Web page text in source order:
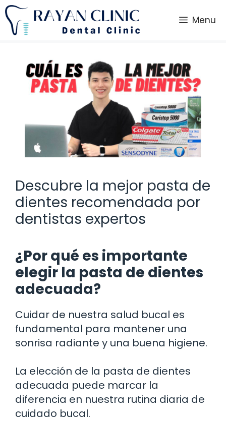
Saltar
al
contenido
Menu
Descubre la mejor pasta de
dientes recomendada por
dentistas expertos
¿Por qué es importante
elegir la pasta de dientes
adecuada?
Cuidar de nuestra salud bucal es
fundamental para mantener una
sonrisa radiante y una buena higiene.
La elección de la pasta de dientes
adecuada puede marcar la
diferencia en nuestra rutina diaria de
cuidado bucal.